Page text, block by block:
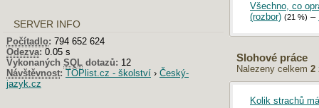
Všechno, co
(rozbor) (21 %) –
Slohové práce
Nalezeny celkem 2
Kolik strachů
SERVER INFO
Počítadlo: 794 652 624
Odezva: 0.05 s
Vykonaných SQL dotazů: 12
Návštěvnost: TOPlist.cz - školství › Český-
jazyk.cz